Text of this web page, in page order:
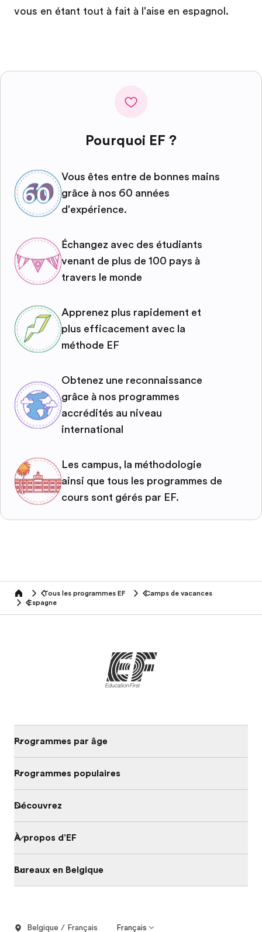
vous en étant tout à fait à l'aise en espagnol.
Pourquoi EF ?
Vous êtes entre de bonnes mains
grâce à nos 60 années
d'expérience.
Échangez avec des étudiants
venant de plus de 100 pays à
travers le monde
Apprenez plus rapidement et
plus efficacement avec la
méthode EF
Obtenez une reconnaissance
grâce à nos programmes
accrédités au niveau
international
Les campus, la méthodologie
ainsi que tous les programmes de
cours sont gérés par EF.
home Tous les programmes EF
Camps de vacances
Espagne
Programmes par âge
Programmes populaires
Découvrez
À propos d'EF
Bureaux en Belgique
Belgique / Français Français